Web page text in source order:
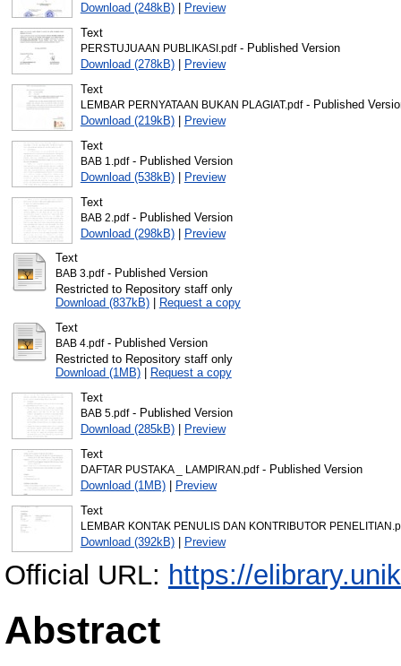
Download (248kB)|
Preview
Text
PERSTUJUAAN PUBLIKASI.pdf- Published Version
Download (278kB)|
Preview
Text
LEMBAR PERNYATAAN BUKAN PLAGIAT.pdf- Published
Download (219kB)|
Preview
Text
BAB 1.pdf- Published Version
Download (538kB)|
Preview
Text
BAB 2.pdf- Published Version
Download (298kB)| Preview
Text
BAB 3.pdf- Published Version
Restricted to Repository staff only
Download (837kB)|
Request a copy
Text
BAB 4.pdf- Published Version
Restricted to Repository staff only
Download (1MB)|
Request a copy
Text
BAB 5.pdf- Published Version
Download (285kB)|
Preview
Text
DAFTAR PUSTAKA _ LAMPIRAN.pdf- Published Version
Download (1MB)|
Preview
Text
LEMBAR KONTAK PENULIS DAN KONTRIBUTOR
Download (392kB)| Preview
Official URL: https://
Abstract